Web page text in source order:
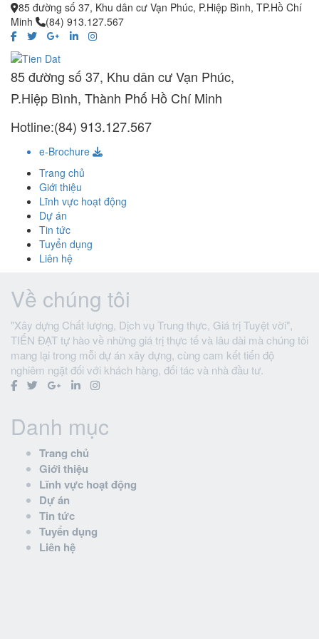
85 đường số 37, Khu dân cư Vạn Phúc, P.Hiệp Bình, TP.Hồ Chí
Minh
(84) 913.127.567
85 đường số 37, Khu dân cư Vạn Phúc,
P.Hiệp Bình, Thành Phố Hồ Chí Minh
Hotline:(84) 913.127.567
e-Brochure
Trang chủ
Giới thiệu
Lĩnh vực hoạt động
Dự án
Tin tức
Tuyển dụng
Liên hệ
Về chúng tôi
"Xây dựng Chất lượng, Dịch vụ Trung thực, Giá trị Tuyệt vời",
TIẾN ĐẠT tự hào về những giá trị thực tế và lâu dài mà chúng tôi
mang lại trong mỗi dự án xây dựng, cùng cam kết tiến độ
nghiêm ngặt đối với khách hàng, đối tác và nhà đầu tư.
Danh mục
Trang chủ
Giới thiệu
Lĩnh vực hoạt động
Dự án
Tin tức
Tuyển dụng
Liên hệ